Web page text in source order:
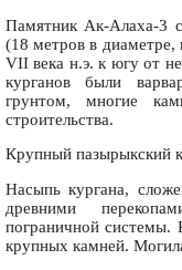
Памятник Ак-Алаха-3
(18 метров в диаметре,
VII века н.э. к югу от
курганов были
грунтом, многие
строительства.
Крупный пазырыкский
Насыпь кургана,
древними
пограничной системы.
крупных камней.